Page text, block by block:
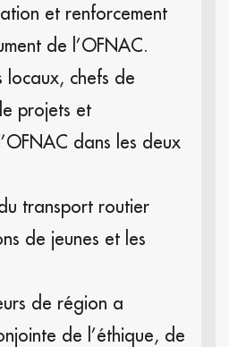
et renforcement
de l’OFNAC.
locaux, chefs de
projets et
dans les deux
transport routier
de jeunes et les
de région a
de l’éthique, de